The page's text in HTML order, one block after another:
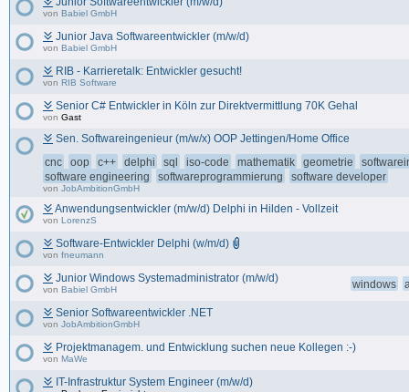
von Babiel GmbH
Junior Java Softwareentwickler (m/w/d)
von Babiel GmbH
RIB - Karrieretalk: Entwickler gesucht!
von RIB Software
Senior C# Entwickler in Köln zur Direktvermittlung 70K Gehal
von Gast
cnc oop c++ delphi sql iso-code mathematik geometrie
software engineering
softwareprogrammierung software developer
Sen. Softwareingenieur (m/w/x) OOP Jettingen/Home Office
von JobAmbitionGmbH
Anwendungsentwickler (m/w/d) Delphi in Hilden - Vollzeit
von LorenzS
Software-Entwickler Delphi (w/m/d)
von fneumann
windows
Junior Windows Systemadministrator (m/w/d)
von Babiel GmbH
Senior Softwareentwickler .NET
von JobAmbitionGmbH
Projektmanagem. und Entwicklung suchen neue Kollegen :-)
von MaWe
IT-Infrastruktur System Engineer (m/w/d)